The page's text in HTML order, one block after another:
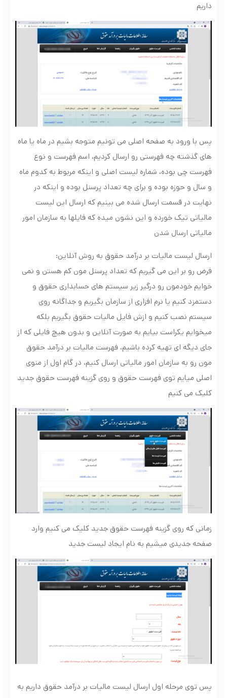
داریم
پس با ورود به صفحه اصلی می تونیم متوجه بشیم در ماه یا ماه
های گذشته چه فهرستی رو ارسال کردیم، اسم فهرست و نوع
فهرست چی بوده، شماره لیست اصلی و اینکه مربوط به کدوم ماه
و سال و حوزه بوده و برای چه تعداد پرسنل بوده و اینکه در
نهایت در قسمت ارسال شده می بینیم که ارسال این لیست
مالیاتی تیک خورده و این نشون میده که فایلها به سازمان امور
مالیاتی ارسال شدن
ارسال لیست مالیات بر درآمد حقوق به روش آنلاین:
فرض رو بر این می گیریم که تعداد پرسنل مون کم هستن و نمی
خوایم خودمون رو درگیر زیر سیستم های حسابداری حقوق و
دستمزد کنیم یا نرم افزاری از سازمان بگیریم و جداگانه روی
سیستم نصب کنیم و ازش فایل مالیات حقوق بگیریم بلکه
میخوایم یکراست بیایم به صورت آنلاین و بدون هیچ فایلی که از
جای دیگه ای تهیه کرده باشیم، فهرست مالیات بر درآمد حقوق
مون رو به سازمان امور مالیاتی ارسال کنیم، در گام اول از منوی
اصلی میایم توی فهرست حقوق و روی گزینه فهرست حقوق جدید
کلیک می کنیم
زمانی که روی گزینه فهرست حقوق جدید کلیک می کنیم وارد
صفحه جدیدی میشیم به نام ایجاد لیست جدید
پس توی مرحله اول ارسال لیست مالیات بر درآمد حقوق داریم به